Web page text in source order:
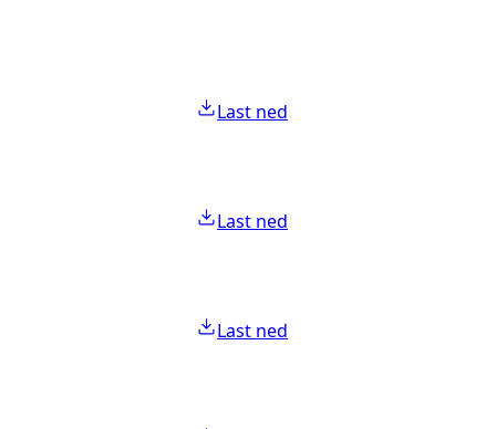
Last ned
Last ned
Last ned